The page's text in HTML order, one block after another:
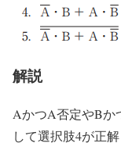
解説
AかつA否定やBか
して選択肢4が正